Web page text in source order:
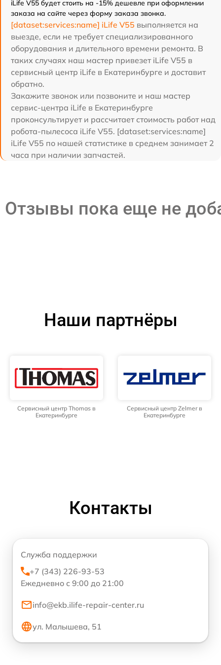
iLife V55 будет стоить на -15% дешевле при оформлении
заказа на сайте через форму заказа звонка.
[dataset:services:name] iLife V55 выполняется на
выезде, если не требует специализированного
оборудования и длительного времени ремонта. В
таких случаях наш мастер привезет iLife V55 в
сервисный центр iLife в Екатеринбурге и доставит
обратно.
Закажите звонок или позвоните и наш мастер
сервис-центра iLife в Екатеринбурге
проконсультирует и рассчитает стоимость работ над
робота-пылесоса iLife V55. [dataset:services:name]
iLife V55 по нашей статистике в среднем занимает 2
часа при наличии запчастей.
Отзывы пока еще не
Наши партнёры
Сервисный центр Thomas в
Екатеринбурге
Сервисный центр Zelmer в
Екатеринбурге
Контакты
Служба поддержки
+7 (343) 226-93-53
Ежедневно с 9:00 до 21:00
info@ekb.ilife-repair-center.ru
ул. Малышева, 51